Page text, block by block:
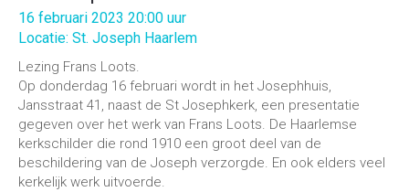
16 februari 2023 20:00 uur
Locatie: St. Joseph Haarlem
Lezing Frans Loots.
Op donderdag 16 februari wordt in het Josephhuis,
Jansstraat 41, naast de St Josephkerk, een presentatie
gegeven over het werk van Frans Loots. De Haarlemse
kerkschilder die rond 1910 een groot deel van de
beschildering van de Joseph verzorgde. En ook elders veel
kerkelijk werk uitvoerde.